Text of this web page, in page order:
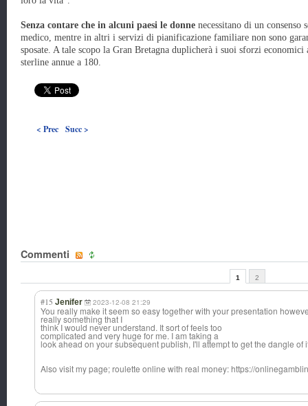
Senza contare che in alcuni paesi le donne necessitano di un
medico, mentre in altri i servizi di pianificazione familiare non sono
sposate. A tale scopo la Gran Bretagna duplicherà i suoi sforzi
sterline annue a 180.
< Prec Succ >
Commenti
1 2
#15 Jenifer 2023-12-08 21:29
You really make it seem so easy together with your presentation
really something that I
think I would never understand. It sort of feels too
complicated and very huge for me. I am taking a
look ahead on your subsequent publish, I'll attempt to get the dangle of
Also visit my page; roulette online with real money: https://